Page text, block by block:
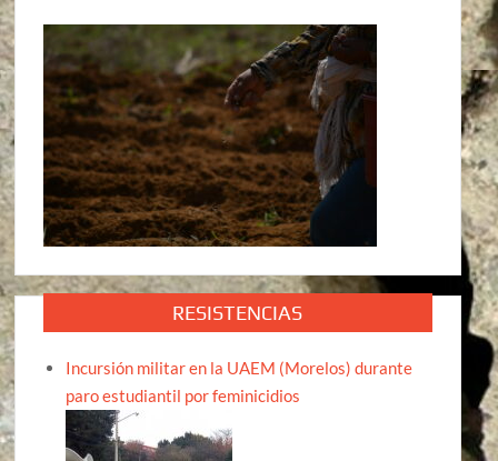
RESISTENCIAS
Incursión militar en la UAEM (Morelos) durante
paro estudiantil por feminicidios